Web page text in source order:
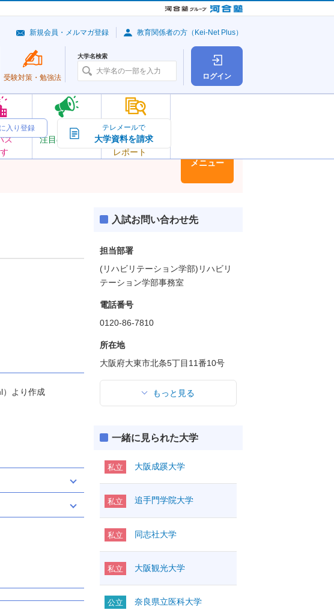
ログイン
ス
注目の大学
大学の今
トピック＆
レポート
受験対策・ 勉強法
大学名検索
新規会員・メルマガ登録 教育関係者の方（Kei-Net Plus）
入り登録 テレメールで
大学資料を請求
メニュー
）より作成
入試お問い合わせ先
担当部署
(リハビリテーション学部)リハビリ
テーション学部事務室
電話番号
0120-86-7810
所在地
大阪府大東市北条5丁目11番10号
もっと見る
一緒に見られた大学
私立 大阪成蹊大学
私立 追手門学院大学
私立 同志社大学
私立 大阪観光大学
公立 奈良県立医科大学